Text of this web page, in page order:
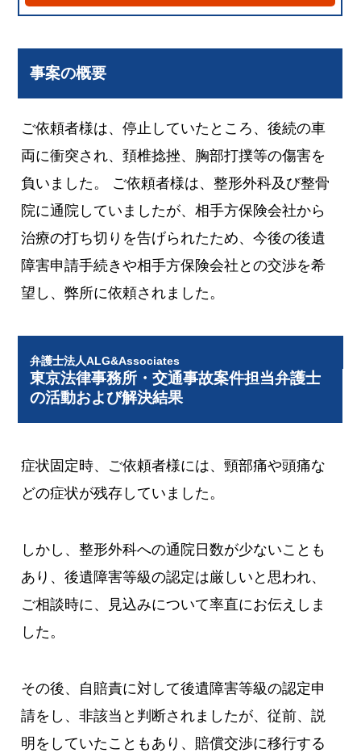
事案の概要
ご依頼者様は、停止していたところ、後続の車
両に衝突され、頚椎捻挫、胸部打撲等の傷害を
負いました。 ご依頼者様は、整形外科及び整骨
院に通院していましたが、相手方保険会社から
治療の打ち切りを告げられたため、今後の後遺
障害申請手続きや相手方保険会社との交渉を希
望し、弊所に依頼されました。
弁護士法人ALG&Associates
東京法律事務所・交通事故案件担当弁護士
の活動および解決結果
症状固定時、ご依頼者様には、頸部痛や頭痛な
どの症状が残存していました。
しかし、整形外科への通院日数が少ないことも
あり、後遺障害等級の認定は厳しいと思われ、
ご相談時に、見込みについて率直にお伝えしま
した。
その後、自賠責に対して後遺障害等級の認定申
請をし、非該当と判断されましたが、従前、説
明をしていたこともあり、賠償交渉に移行する